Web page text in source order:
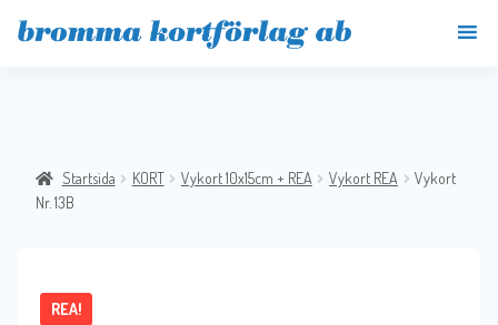
Startsida KORT Vykort 10x15cm + REA Vykort REA
Vykort
Nr. 13B
REA!